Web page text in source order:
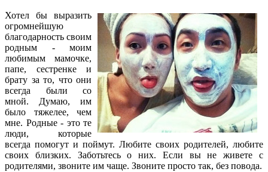
Хотел бы выразить
огромнейшую
благодарность своим
родным - моим
любимым мамочке,
папе, сестренке и
брату за то, что они
всегда были со
мной. Думаю, им
было тяжелее, чем
мне. Родные - это те
люди, которые
всегда помогут и поймут. Любите своих родителей, любите
своих близких. Заботьтесь о них. Если вы не живете с
родителями, звоните им чаще. Звоните просто так, без повода.